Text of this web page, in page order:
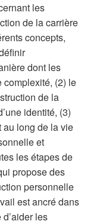
les
de la carrière
concepts,
dont les
complexité, (2) le
de la
identité, (3)
au long de la vie
et
les étapes de
propose des
personnelle
est ancré dans
les